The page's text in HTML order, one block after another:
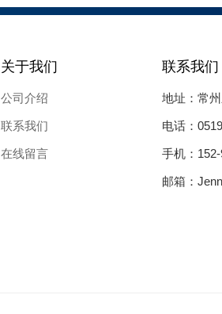
关于我们
公司介绍
联系我们
在线留言
联系我们
地址：常
电话：
手机：
邮箱：